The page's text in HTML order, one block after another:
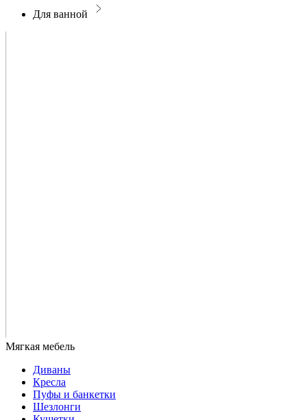
Для ванной
Диваны
Кресла
Пуфы и банкетки
Шезлонги